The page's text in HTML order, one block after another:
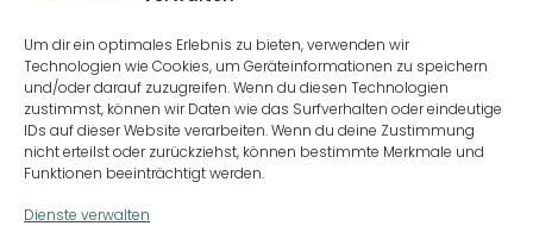
Um dir ein optimales Erlebnis zu bieten, verwenden wir
Technologien wie Cookies, um Geräteinformationen zu speichern
und/oder darauf zuzugreifen. Wenn du diesen Technologien
zustimmst, können wir Daten wie das Surfverhalten oder eindeutige
IDs auf dieser Website verarbeiten. Wenn du deine Zustimmung
nicht erteilst oder zurückziehst, können bestimmte Merkmale und
Funktionen beeinträchtigt werden.
Dienste verwalten
SHZ Stedtener Holzzentrum GmbH
Industriestr. 4
06317 Seegebiet Mansfelder Land OT Stedten
T:034636 – 75 72 01
F: 034636 – 75 72 05